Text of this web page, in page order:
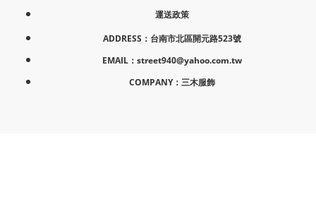
運送政策
ADDRESS：台南市北區開元路523號
EMAIL：street940@yahoo.com.tw
COMPANY：三木服飾